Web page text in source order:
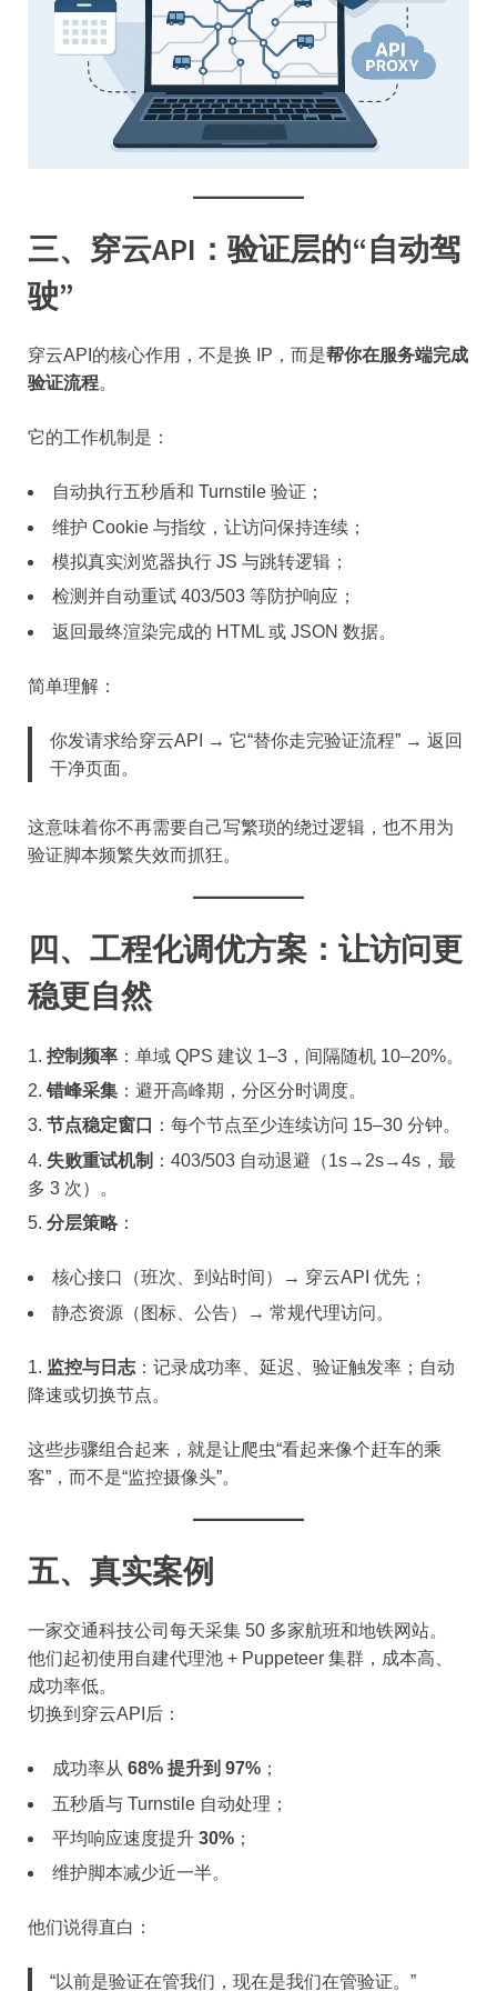
三、穿云API：验证层的“自动驾
驶”
穿云API的核心作用，不是换 IP，而是帮你在服务端完成
验证流程。
它的工作机制是：
自动执行五秒盾和 Turnstile 验证；
维护 Cookie 与指纹，让访问保持连续；
模拟真实浏览器执行 JS 与跳转逻辑；
检测并自动重试 403/503 等防护响应；
返回最终渲染完成的 HTML 或 JSON 数据。
简单理解：
你发请求给穿云API → 它“替你走完验证流程” → 返回
干净页面。
这意味着你不再需要自己写繁琐的绕过逻辑，也不用为
验证脚本频繁失效而抓狂。
四、工程化调优方案：让访问更
稳更自然
控制频率 ：单域 QPS 建议 1–3，间隔随机 10–20%。
错峰采集 ：避开高峰期，分区分时调度。
节点稳定窗口
：每个节点至少连续访问 15–30 分钟。
失败重试机制 ：403/503 自动退避（1s→2s→4s，最
多 3 次）。
分层策略 ：
核心接口（班次、到站时间）→ 穿云API 优先；
静态资源（图标、公告）→ 常规代理访问。
监控与日志 ：记录成功率、延迟、验证触发率；自动
降速或切换节点。
这些步骤组合起来，就是让爬虫“看起来像个赶车的乘
客”，而不是“监控摄像头”。
五、真实案例
一家交通科技公司每天采集 50 多家航班和地铁网站。
他们起初使用自建代理池 + Puppeteer 集群，成本高、
成功率低。
切换到穿云API后：
成功率从 68% 提升到 97% ；
五秒盾与 Turnstile 自动处理；
平均响应速度提升 30% ；
维护脚本减少近一半。
他们说得直白：
“以前是验证在管我们，现在是我们在管验证。”